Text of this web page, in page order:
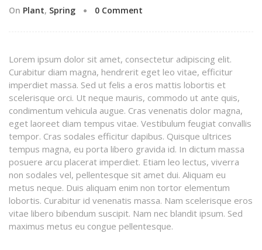
On Plant, Spring 0 Comment
Lorem ipsum dolor sit amet, consectetur adipiscing elit.
Curabitur diam magna, hendrerit eget leo vitae, efficitur
imperdiet massa. Sed ut felis a eros mattis lobortis et
scelerisque orci. Ut neque mauris, commodo ut ante quis,
condimentum vehicula augue. Cras venenatis dolor magna,
eget laoreet diam tempus vitae. Vestibulum feugiat convallis
tempor. Cras sodales efficitur dapibus. Quisque ultrices
tempus magna, eu porta libero gravida id. In dictum massa
posuere arcu placerat imperdiet. Etiam leo lectus, viverra
non sodales vel, pellentesque sit amet dui. Aliquam eu
metus neque. Duis aliquam enim non tortor elementum
lobortis. Curabitur id venenatis massa. Nam scelerisque eros
vitae libero bibendum suscipit. Nam nec blandit ipsum. Sed
maximus metus eu congue pellentesque.